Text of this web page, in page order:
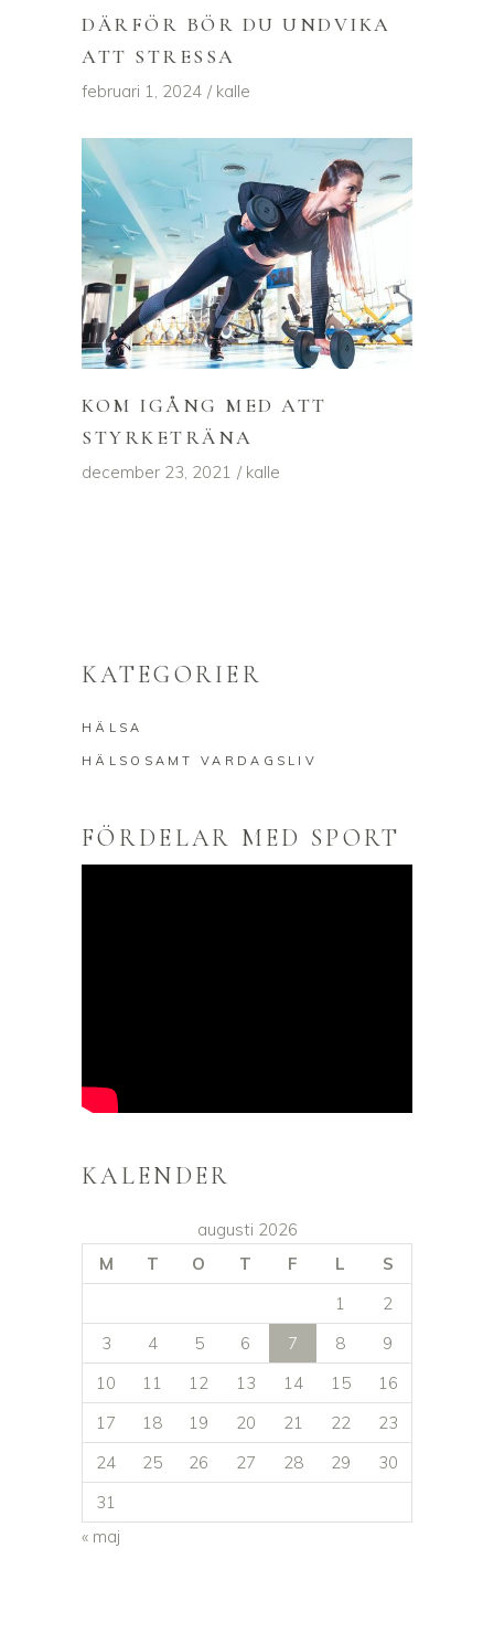
DÄRFÖR BÖR DU UNDVIKA
ATT STRESSA
februari 1, 2024 kalle
KOM IGÅNG MED ATT
STYRKETRÄNA
december 23, 2021 kalle
KATEGORIER
HÄLSA
HÄLSOSAMT VARDAGSLIV
FÖRDELAR MED SPORT
KALENDER
augusti 2026
M
T O T F L
S
1
2
3
4 5 6 7 8
9
10
11 12 13 14 15
16
17
18 19 20 21 22
23
24
25 26 27 28 29
30
31
« maj